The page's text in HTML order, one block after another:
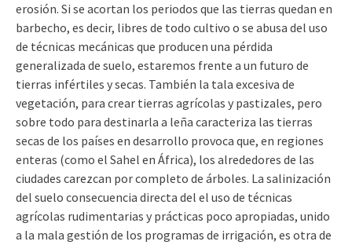
erosión. Si se acortan los periodos que las tierras quedan en
barbecho, es decir, libres de todo cultivo o se abusa del uso
de técnicas mecánicas que producen una pérdida
generalizada de suelo, estaremos frente a un futuro de
tierras infértiles y secas. También la tala excesiva de
vegetación, para crear tierras agrícolas y pastizales, pero
sobre todo para destinarla a leña caracteriza las tierras
secas de los países en desarrollo provoca que, en regiones
enteras (como el Sahel en África), los alrededores de las
ciudades carezcan por completo de árboles. La salinización
del suelo consecuencia directa del el uso de técnicas
agrícolas rudimentarias y prácticas poco apropiadas, unido
a la mala gestión de los programas de irrigación, es otra de